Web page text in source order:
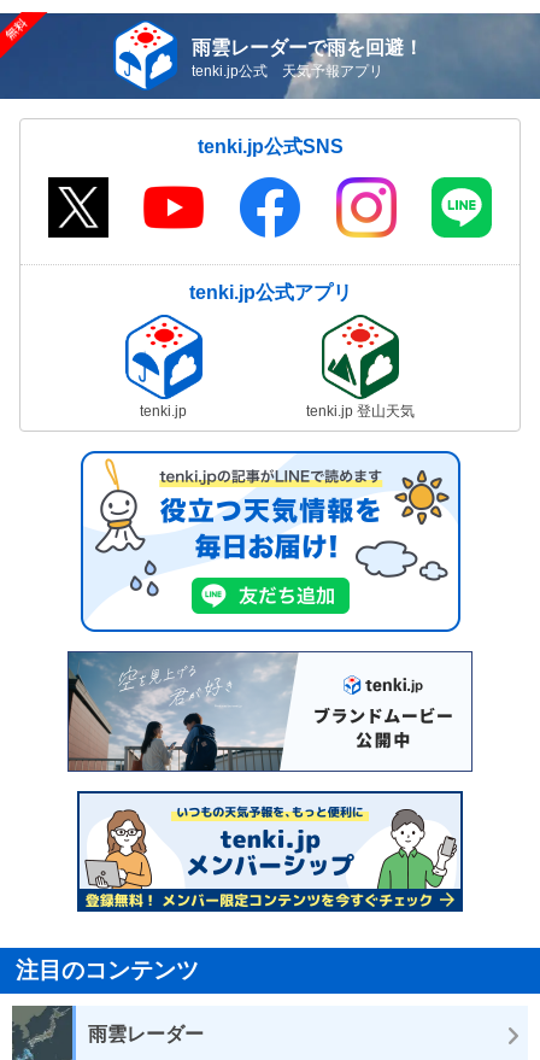
雨雲レーダーで雨を回避！
tenki.jp公式 天気予報アプリ
tenki.jp公式SNS
tenki.jp公式アプリ
tenki.jp tenki.jp 登山天気
注目のコンテンツ
雨雲レーダー